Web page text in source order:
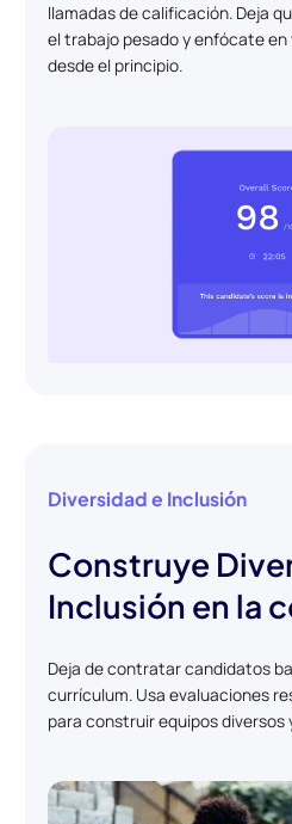
llamadas de calificación. Deja
el trabajo pesado y enfócate
desde el principio.
Diversidad e Inclusión
Construye
Inclusión en la
Deja de contratar candidatos
currículum. Usa evaluaciones
para construir equipos diversos